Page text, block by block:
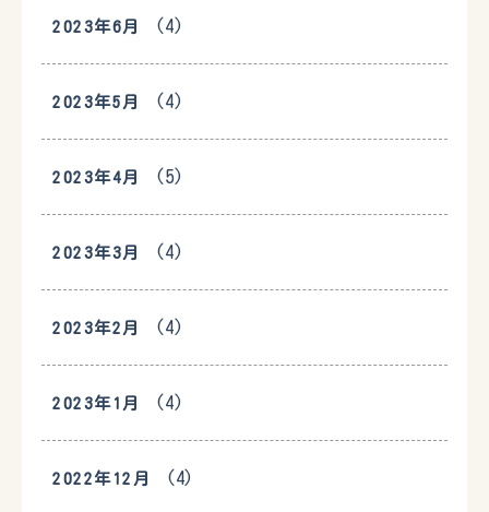
2023年6月 (4)
2023年5月 (4)
2023年4月 (5)
2023年3月 (4)
2023年2月 (4)
2023年1月 (4)
2022年12月 (4)